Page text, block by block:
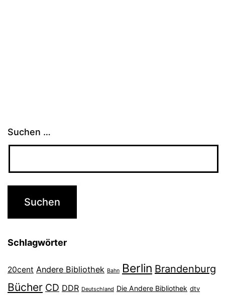
Suchen …
Schlagwörter
20cent Andere Bibliothek Bahn Berlin Brandenburg
Bücher CD DDR Deutschland Die Andere Bibliothek dtv